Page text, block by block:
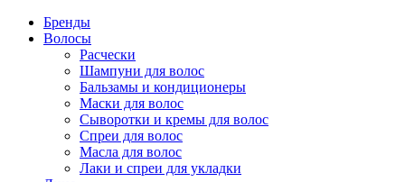
Бренды
Волосы
Расчески
Шампуни для волос
Бальзамы и кондиционеры
Маски для волос
Сыворотки и кремы для волос
Спреи для волос
Масла для волос
Лаки и спреи для укладки